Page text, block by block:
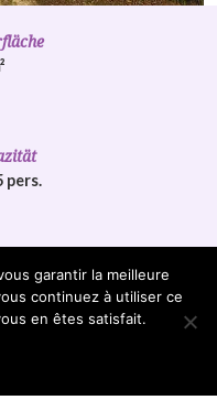
pers.
garantir la meilleure
continuez à utiliser ce
en êtes satisfait.